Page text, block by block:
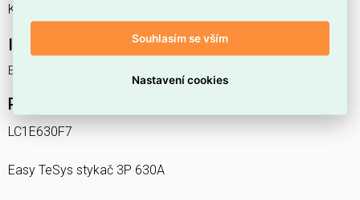
Kód EMAS Easy TeSys Control 3P 630A je ELOSOS1871950.
Interní název produktu
Easy TeSys Control 3P 630A
Podrobný popis produktu
LC1E630F7
Easy TeSys stykač 3P 630A
Souhlasím se vším
Nastavení cookies